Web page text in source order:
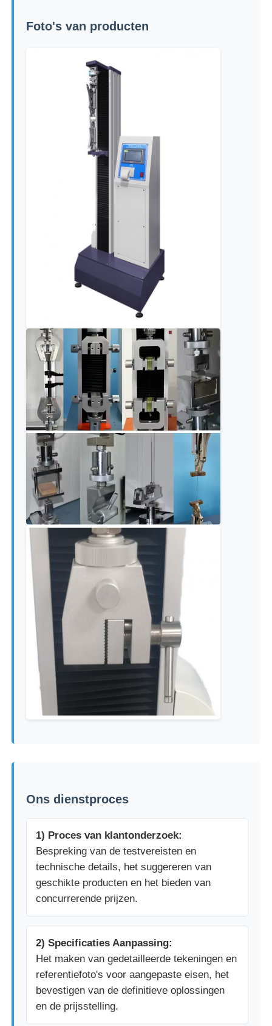
Foto's van producten
Ons dienstproces
1) Proces van klantonderzoek:
Bespreking van de testvereisten en
technische details, het suggereren van
geschikte producten en het bieden van
concurrerende prijzen.
2) Specificaties Aanpassing:
Het maken van gedetailleerde tekeningen en
referentiefoto's voor aangepaste eisen, het
bevestigen van de definitieve oplossingen
en de prijsstelling.